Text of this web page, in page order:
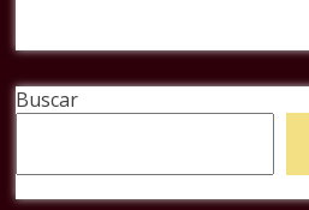
Buscar